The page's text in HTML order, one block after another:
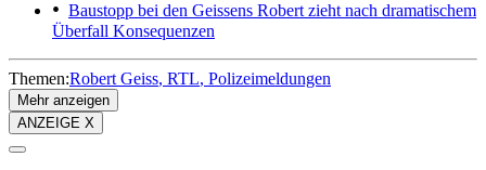
Baustopp bei den Geissens Robert zieht nach dramatischem
Überfall Konsequenzen
Themen:Robert Geiss RTL Polizeimeldungen
Mehr anzeigen
ANZEIGE X